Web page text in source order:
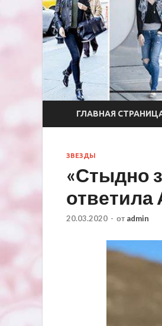
ГЛАВНАЯ
ЗВЕЗДЫ
«Стыдно
20.03.2020 - от admin